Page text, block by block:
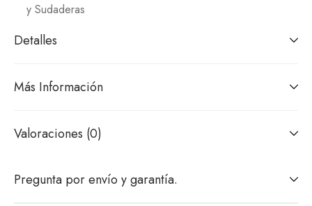
y Sudaderas
Detalles
Más Información
Valoraciones (0)
Pregunta por envío y garantía.